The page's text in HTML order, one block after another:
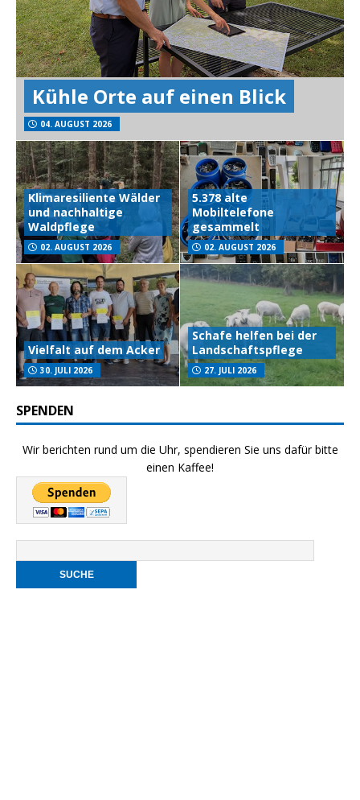
Kühle Orte auf einen Blick
04. AUGUST 2026
Klimaresiliente Wälder
und nachhaltige
Waldpflege
02. AUGUST 2026
5.378 alte
Mobiltelefone
gesammelt
02. AUGUST 2026
Vielfalt auf dem Acker
30. JULI 2026
Schafe helfen bei der
Landschaftspflege
27. JULI 2026
SPENDEN
Wir berichten rund um die Uhr, spendieren Sie uns dafür bitte
einen Kaffee!